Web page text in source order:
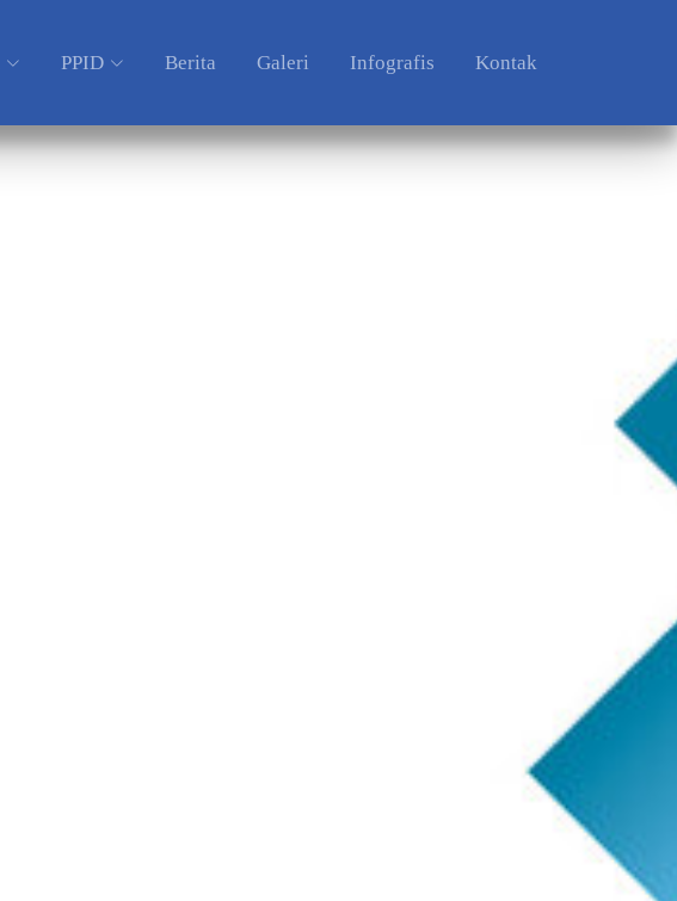
PPID Berita Galeri Infografis Kontak